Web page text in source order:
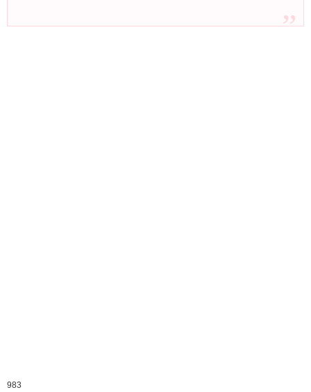
983